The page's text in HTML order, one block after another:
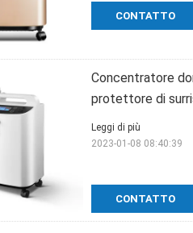
CONTATTO
Concentratore
protettore di
CONTATTO
Leggi di più
2023-01-08 08:40:39